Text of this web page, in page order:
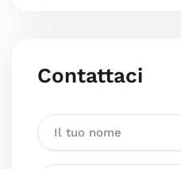
Contattaci